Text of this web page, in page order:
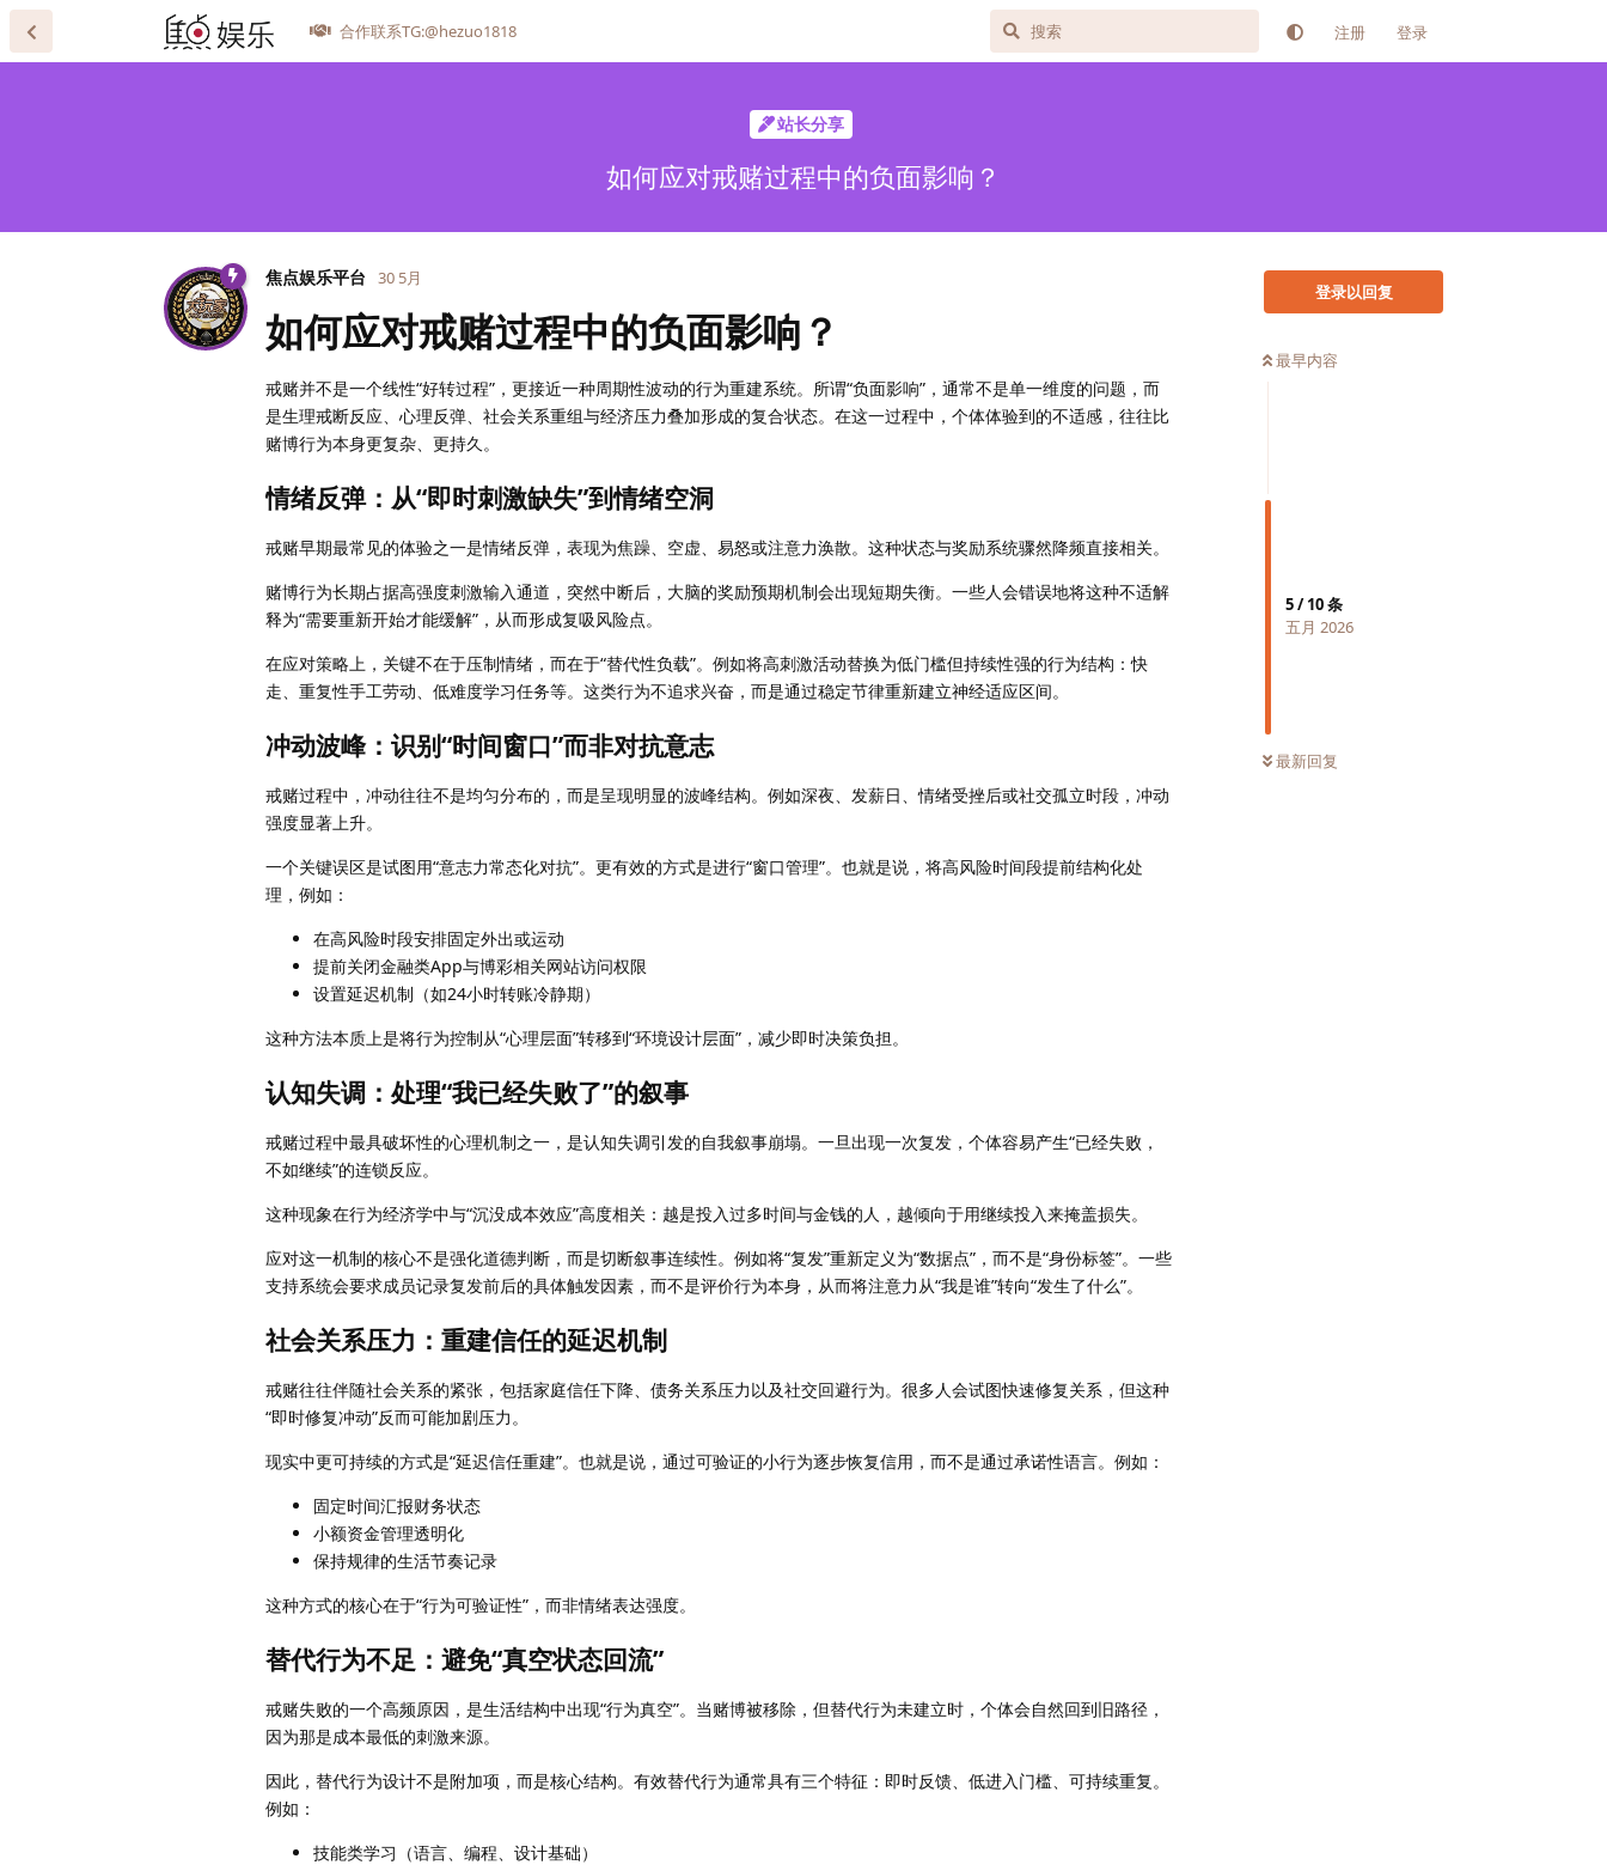
合作联系TG:@hezuo1818 注册 登录
站长分享
如何应对戒赌过程中的负面影响？
登录以回复
最早内容
5/10条
五月 2026
最新回复
焦点娱乐平台 30 5月
如何应对戒赌过程中的负面影响？
戒赌并不是一个线性“好转过程”，更接近一种周期性波动的行为重建系统。所谓“负面影响”，通常不是单一维度的问题，而
是生理戒断反应、心理反弹、社会关系重组与经济压力叠加形成的复合状态。在这一过程中，个体体验到的不适感，往往比
赌博行为本身更复杂、更持久。
情绪反弹：从“即时刺激缺失”到情绪空洞
戒赌早期最常见的体验之一是情绪反弹，表现为焦躁、空虚、易怒或注意力涣散。这种状态与奖励系统骤然降频直接相关。
赌博行为长期占据高强度刺激输入通道，突然中断后，大脑的奖励预期机制会出现短期失衡。一些人会错误地将这种不适解
释为“需要重新开始才能缓解”，从而形成复吸风险点。
在应对策略上，关键不在于压制情绪，而在于“替代性负载”。例如将高刺激活动替换为低门槛但持续性强的行为结构：快
走、重复性手工劳动、低难度学习任务等。这类行为不追求兴奋，而是通过稳定节律重新建立神经适应区间。
冲动波峰：识别“时间窗口”而非对抗意志
戒赌过程中，冲动往往不是均匀分布的，而是呈现明显的波峰结构。例如深夜、发薪日、情绪受挫后或社交孤立时段，冲动
强度显著上升。
一个关键误区是试图用“意志力常态化对抗”。更有效的方式是进行“窗口管理”。也就是说，将高风险时间段提前结构化处
理，例如：
在高风险时段安排固定外出或运动
提前关闭金融类App与博彩相关网站访问权限
设置延迟机制（如24小时转账冷静期）
这种方法本质上是将行为控制从“心理层面”转移到“环境设计层面”，减少即时决策负担。
认知失调：处理“我已经失败了”的叙事
戒赌过程中最具破坏性的心理机制之一，是认知失调引发的自我叙事崩塌。一旦出现一次复发，个体容易产生“已经失败，
不如继续”的连锁反应。
这种现象在行为经济学中与“沉没成本效应”高度相关：越是投入过多时间与金钱的人，越倾向于用继续投入来掩盖损失。
应对这一机制的核心不是强化道德判断，而是切断叙事连续性。例如将“复发”重新定义为“数据点”，而不是“身份标签”。一些
支持系统会要求成员记录复发前后的具体触发因素，而不是评价行为本身，从而将注意力从“我是谁”转向“发生了什么”。
社会关系压力：重建信任的延迟机制
戒赌往往伴随社会关系的紧张，包括家庭信任下降、债务关系压力以及社交回避行为。很多人会试图快速修复关系，但这种
“即时修复冲动”反而可能加剧压力。
现实中更可持续的方式是“延迟信任重建”。也就是说，通过可验证的小行为逐步恢复信用，而不是通过承诺性语言。例如：
固定时间汇报财务状态
小额资金管理透明化
保持规律的生活节奏记录
这种方式的核心在于“行为可验证性”，而非情绪表达强度。
替代行为不足：避免“真空状态回流”
戒赌失败的一个高频原因，是生活结构中出现“行为真空”。当赌博被移除，但替代行为未建立时，个体会自然回到旧路径，
因为那是成本最低的刺激来源。
因此，替代行为设计不是附加项，而是核心结构。有效替代行为通常具有三个特征：即时反馈、低进入门槛、可持续重复。
例如：
技能类学习（语言、编程、设计基础）